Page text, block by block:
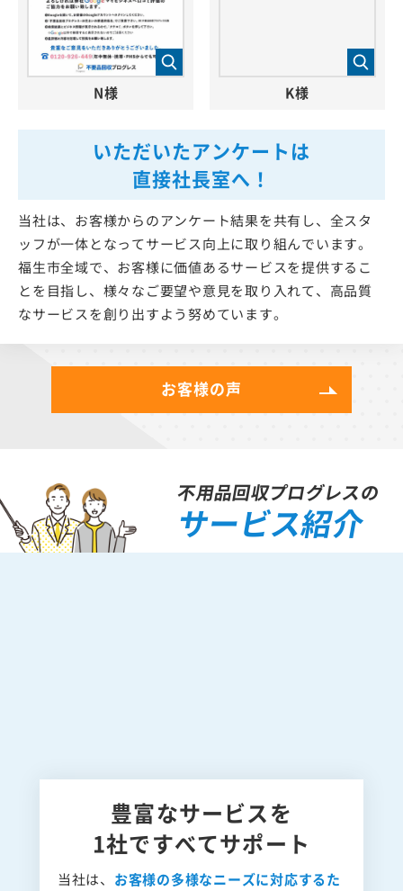
いただいたアンケートは
直接社長室へ！
当社は、お客様からのアンケート結果を共有し、全スタ
ッフが一体となってサービス向上に取り組んでいます。
福生市全域で、お客様に価値あるサービスを提供するこ
とを目指し、様々なご要望や意見を取り入れて、高品質
なサービスを創り出すよう努めています。
N様 K様
お客様の声
不用品回収プログレスの
サービス紹介
豊富なサービスを
1社ですべてサポート
当社は、 お客様の多様なニーズに対応するた